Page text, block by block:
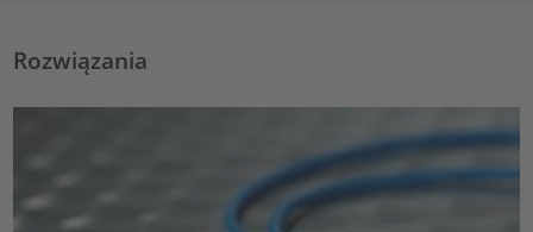
Rozwiązania